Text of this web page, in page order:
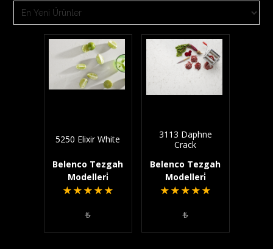
5250 Elixir White
Belenco Tezgah
Modelleri̇
★ ★ ★ ★ ★
₺
3113 Daphne
Crack
Belenco Tezgah
Modelleri̇
★ ★ ★ ★ ★
₺